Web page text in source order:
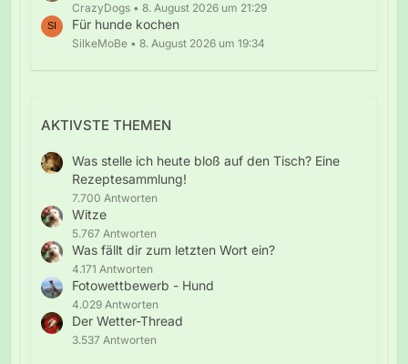
CrazyDogs 8. August 2026 um 21:29
Für hunde kochen
SilkeMoBe 8. August 2026 um 19:34
AKTIVSTE THEMEN
Was stelle ich heute bloß auf den Tisch? Eine
Rezeptesammlung!
7.700 Antworten
Witze
5.767 Antworten
Was fällt dir zum letzten Wort ein?
4.171 Antworten
Fotowettbewerb - Hund
4.029 Antworten
Der Wetter-Thread
3.537 Antworten